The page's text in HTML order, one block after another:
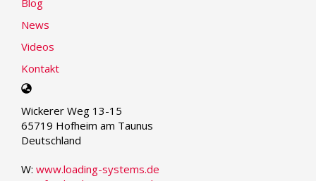
News
Videos
Kontakt
Select
language
Wickerer Weg 13-15
65719 Hofheim am Taunus
Deutschland
W: www.loading-systems.de